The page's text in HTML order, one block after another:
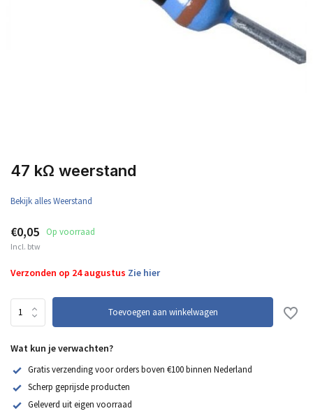
47 kΩ weerstand
Bekijk alles Weerstand
€0,05 Op voorraad
Incl. btw
Verzonden op 24 augustus Zie hier
Toevoegen aan winkelwagen
Wat kun je verwachten?
Gratis verzending voor orders boven €100 binnen Nederland
Scherp geprijsde producten
Geleverd uit eigen voorraad